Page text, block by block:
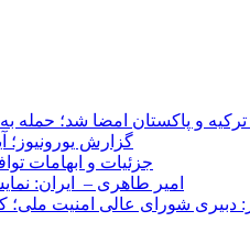
و پاکستان امضا شد؛
گزارش یورونیوز؛
جزئیات و ابهامات
امیر طاهری – ایران:
دبیری شورای عالی امنیت